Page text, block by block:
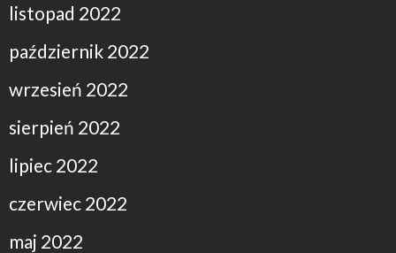
listopad 2022
październik 2022
wrzesień 2022
sierpień 2022
lipiec 2022
czerwiec 2022
maj 2022